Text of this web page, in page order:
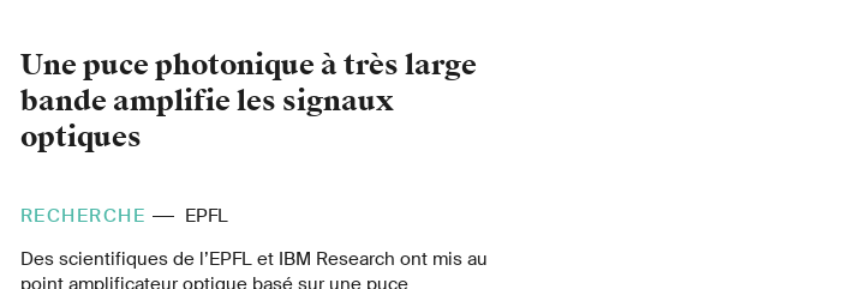
recherches plus approfondies.
Une puce photonique à très large
bande amplifie les signaux
optiques
RECHERCHE
EPFL
Des scientifiques de l’EPFL et IBM Research ont mis au